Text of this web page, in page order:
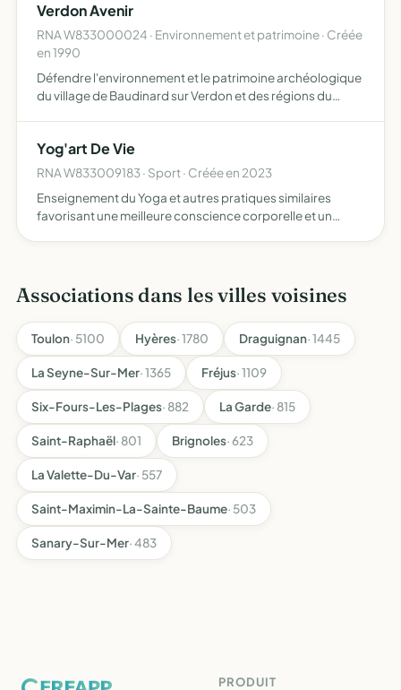
Verdon Avenir
RNA W833000024 · Environnement et patrimoine · Créée
en 1990
Défendre l'environnement et le patrimoine archéologique
du village de Baudinard sur Verdon et des régions du
s'assur…
Yog'art De Vie
RNA W833009183 · Sport · Créée en 2023
Enseignement du Yoga et autres pratiques similaires
favorisant une meilleure conscience corporelle et un
Associations dans les villes voisines
Toulon· 5100 Hyères· 1780 Draguignan· 1445
La Seyne-Sur-Mer· 1365 Fréjus· 1109
Six-Fours-Les-Plages· 882 La Garde· 815
Saint-Raphaël· 801 Brignoles· 623
La Valette-Du-Var· 557
Saint-Maximin-La-Sainte-Baume· 503
Sanary-Sur-Mer· 483
PRODUIT